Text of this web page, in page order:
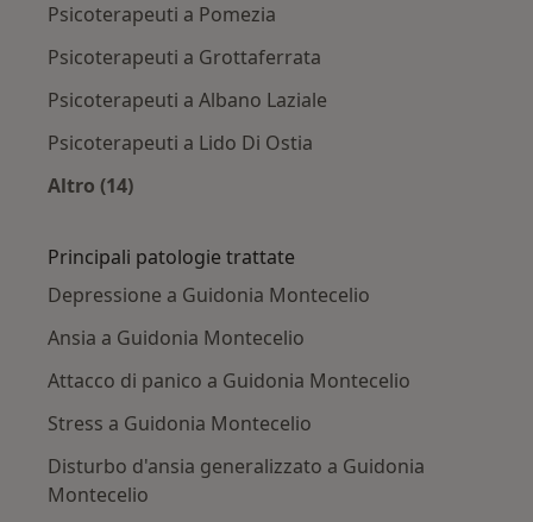
Psicoterapeuti a Pomezia
Psicoterapeuti a Grottaferrata
Psicoterapeuti a Albano Laziale
Psicoterapeuti a Lido Di Ostia
Altro (14)
Principali patologie trattate
Depressione a Guidonia Montecelio
Ansia a Guidonia Montecelio
Attacco di panico a Guidonia Montecelio
Stress a Guidonia Montecelio
Disturbo d'ansia generalizzato a Guidonia
Montecelio